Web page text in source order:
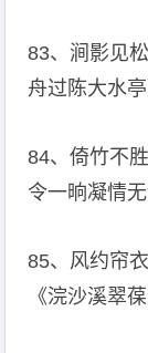
83、涧影见
舟过陈大水亭
84、倚竹不
令一晌凝情无
85、风约帘
《浣沙溪翠